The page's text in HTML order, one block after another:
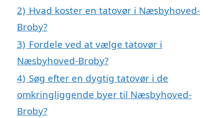
2) Hvad koster en tatovør i Næsbyhoved-
Broby?
3) Fordele ved at vælge tatovør i
Næsbyhoved-Broby?
4) Søg efter en dygtig tatovør i de
omkringliggende byer til Næsbyhoved-
Broby?